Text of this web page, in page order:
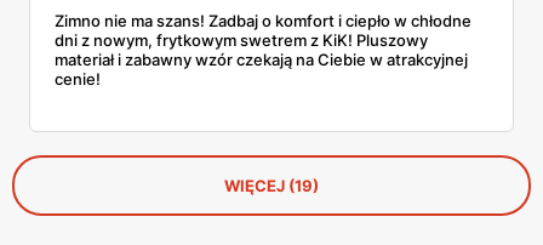
Zimno nie ma szans! Zadbaj o komfort i ciepło w chłodne
dni z nowym, frytkowym swetrem z KiK! Pluszowy
materiał i zabawny wzór czekają na Ciebie w atrakcyjnej
cenie!
WIĘCEJ (19)